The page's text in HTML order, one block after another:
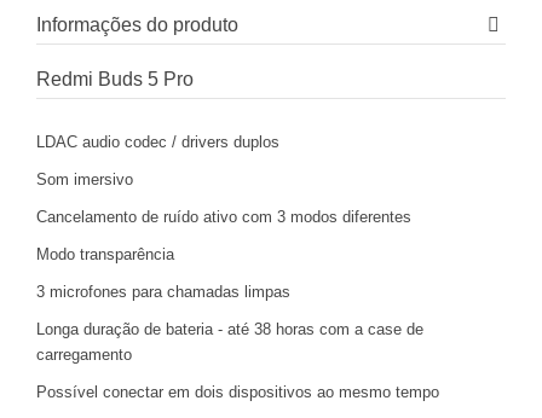
Informações do produto
Redmi Buds 5 Pro
LDAC audio codec / drivers duplos
Som imersivo
Cancelamento de ruído ativo com 3 modos diferentes
Modo transparência
3 microfones para chamadas limpas
Longa duração de bateria - até 38 horas com a case de
carregamento
Possível conectar em dois dispositivos ao mesmo tempo